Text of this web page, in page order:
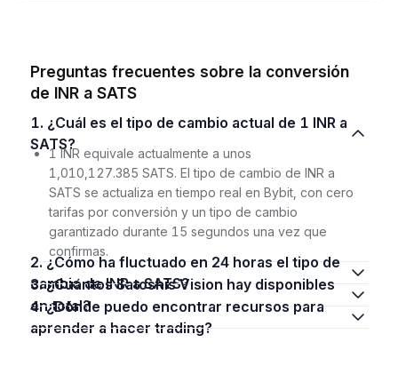
Preguntas frecuentes sobre la conversión
de INR a SATS
1. ¿Cuál es el tipo de cambio actual de 1 INR a
SATS?
1 INR equivale actualmente a unos
1,010,127.385 SATS. El tipo de cambio de INR a
SATS se actualiza en tiempo real en Bybit, con cero
tarifas por conversión y un tipo de cambio
garantizado durante 15 segundos una vez que
confirmas.
2. ¿Cómo ha fluctuado en 24 horas el tipo de
cambio de INR a SATS?
3. ¿Cuántos Satoshis Vision hay disponibles
en total?
4. ¿Dónde puedo encontrar recursos para
aprender a hacer trading?